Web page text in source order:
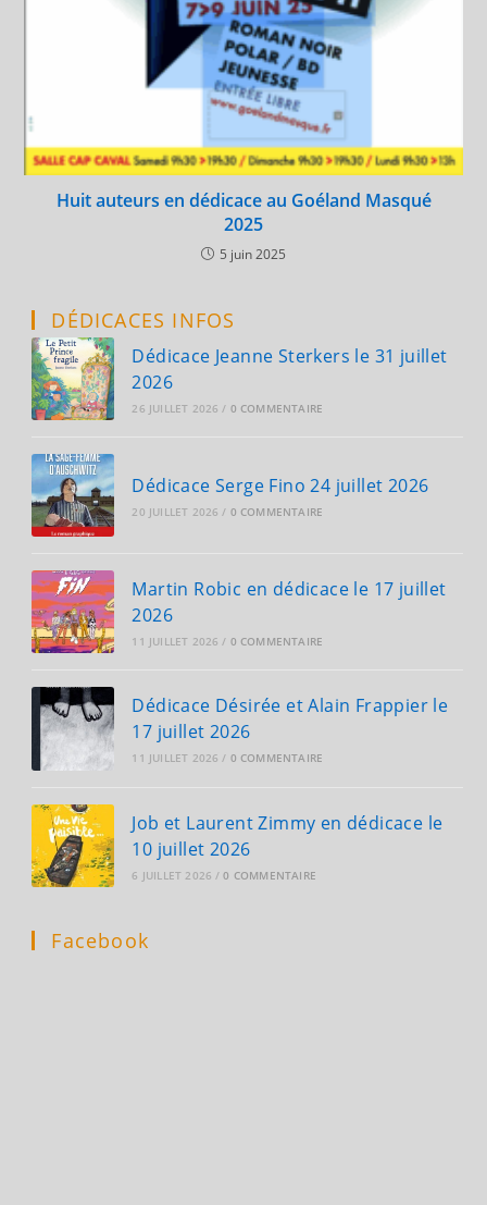
Huit auteurs en dédicace au Goéland Masqué
2025
5 juin 2025
DÉDICACES INFOS
Dédicace Jeanne Sterkers le 31 juillet
2026
26 JUILLET 2026 / 0 COMMENTAIRE
Dédicace Serge Fino 24 juillet 2026
20 JUILLET 2026 / 0 COMMENTAIRE
Martin Robic en dédicace le 17 juillet
2026
11 JUILLET 2026 / 0 COMMENTAIRE
Dédicace Désirée et Alain Frappier le
17 juillet 2026
11 JUILLET 2026 / 0 COMMENTAIRE
Job et Laurent Zimmy en dédicace le
10 juillet 2026
6 JUILLET 2026 / 0 COMMENTAIRE
Facebook